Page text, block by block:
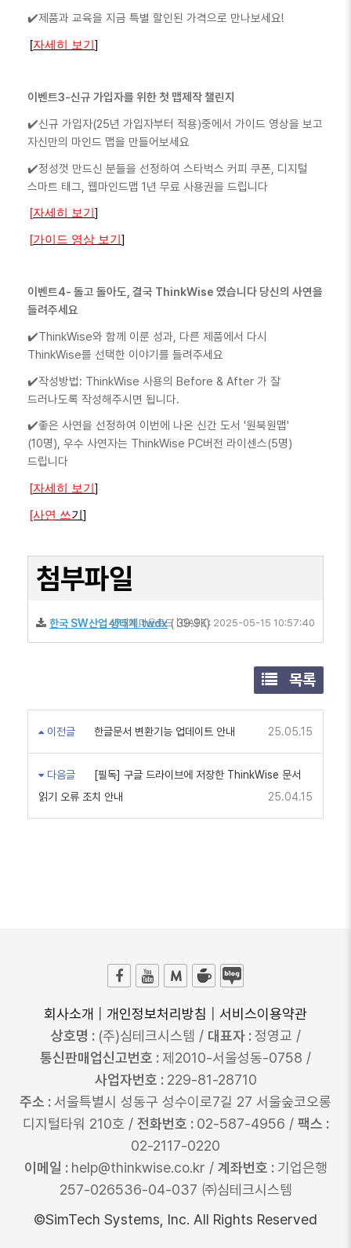
✔️제품과 교육을 지금 특별 할인된 가격으로 만나보세요!
[자세히 보기 ]
이벤트3-신규 가입자를 위한 첫 맵제작 챌린지
✔️신규 가입자(25년 가입자부터 적용)중에서 가이드 영상을 보고
자신만의 마인드 맵을 만들어보세요
✔️정성껏 만드신 분들을 선정하여 스타벅스 커피 쿠폰, 디지털
스마트 태그, 웹마인드맵 1년 무료 사용권을 드립니다
[자세히 보기 ]
[가이드 영상 보기 ]
이벤트4- 돌고 돌아도, 결국 ThinkWise 였습니다 당신의 사연을
들려주세요
✔️ThinkWise와 함께 이룬 성과, 다른 제품에서 다시
ThinkWise를 선택한 이야기를 들려주세요
✔️작성방법: ThinkWise 사용의 Before & After 가 잘
드러나도록 작성해주시면 됩니다.
✔️좋은 사연을 선정하여 이번에 나온 신간 도서 '원북원맵'
(10명), 우수 사연자는 ThinkWise PC버전 라이센스(5명)
드립니다
[자세히 보기 ]
[사연 쓰기 ]
첨부파일
한국 SW산업 생태계.twdx( 39.9K)
475회 다운로드 | DATE : 2025-05-15 10:57:40
목록
이전글 한글문서 변환기능 업데이트 안내 25.05.15
다음글
[필독] 구글 드라이브에 저장한 ThinkWise 문서
읽기 오류 조치 안내
25.04.15
회사소개 개인정보처리방침
서비스이용약관
상호명 : (주)심테크시스템 / 대표자 :정영교 /
통신판매업신고번호 :제2010-서울성동-0758 /
사업자번호 : 229-81-28710
주소 : 서울특별시 성동구 성수이로7길 27 서울숲코오롱
디지털타워 210호 / 전화번호 : 02-587-4956 / 팩스 :
02-2117-0220
이메일 : help@thinkwise.co.kr / 계좌번호 : 기업은행
257-026536-04-037 ㈜심테크시스템
©SimTech Systems, Inc. All Rights Reserved